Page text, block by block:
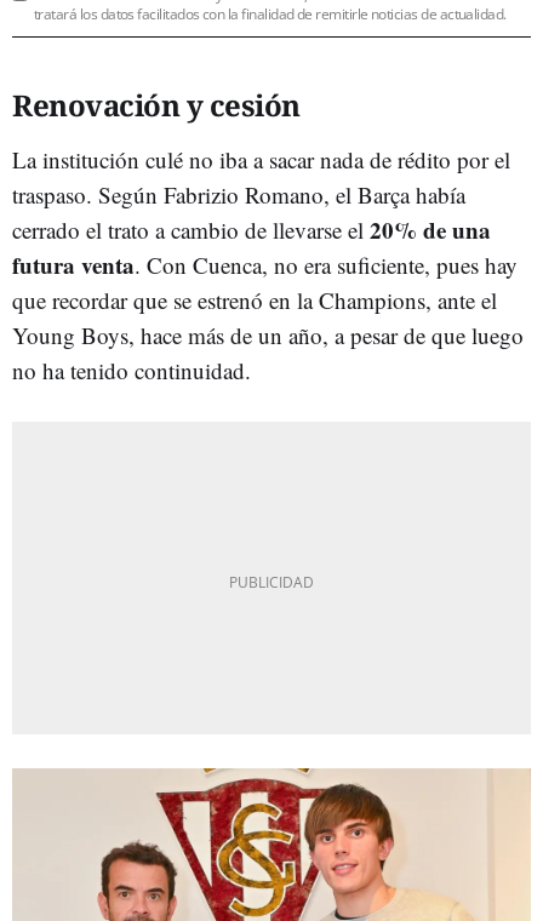
tratará los datos facilitados con la finalidad de remitirle noticias de actualidad.
Renovación y cesión
La institución culé no iba a sacar nada de rédito por el
traspaso. Según Fabrizio Romano, el Barça había
cerrado el trato a cambio de llevarse el 20% de una
futura venta. Con Cuenca, no era suficiente, pues hay
que recordar que se estrenó en la Champions, ante el
Young Boys, hace más de un año, a pesar de que luego
no ha tenido continuidad.